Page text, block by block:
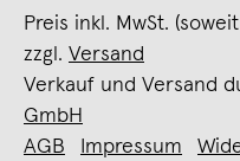
Preis inkl. MwSt.
zzgl. Versand
Verkauf und Versand
GmbH
AGB
Impressum